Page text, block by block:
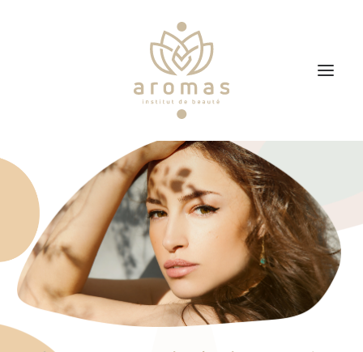
Soins
Je veux faire un bon cadeau
Plan d’accès
Prendre RDV